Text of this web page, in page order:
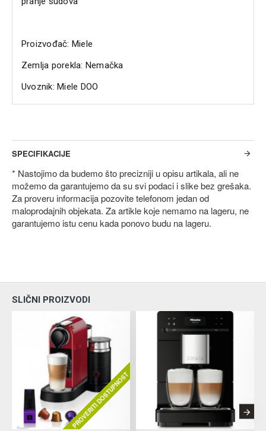
Proizvođač: Miele
Zemlja porekla: Nemačka
Uvoznik: Miele DOO
SPECIFIKACIJE
* Nastojimo da budemo što precizniji u opisu artikala, ali ne
možemo da garantujemo da su svi podaci i slike bez grešaka.
Za proveru informacija pozovite telefonom jedan od
maloprodajnih objekata. Za artikle koje nemamo na lageru, ne
garantujemo istu cenu kada ponovo budu na lageru.
SLIČNI PROIZVODI
PROVERITI DOSTUPNOST